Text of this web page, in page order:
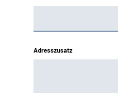
Adresszusatz